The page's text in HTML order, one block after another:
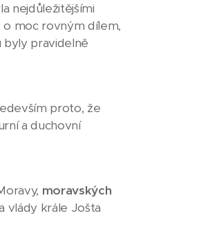
nejdůležitějšími
moc rovným dílem,
byly pravidelně
proto, že
a duchovní
moravských
vlády krále Jošta